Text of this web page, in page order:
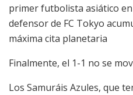
primer futbolista asiático
defensor de FC Tokyo
máxima cita planetaria
Finalmente, el 1-1 no se
Los Samuráis Azules, que